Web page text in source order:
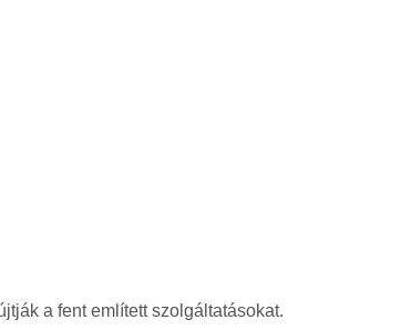
a fent említett szolgáltatásokat.